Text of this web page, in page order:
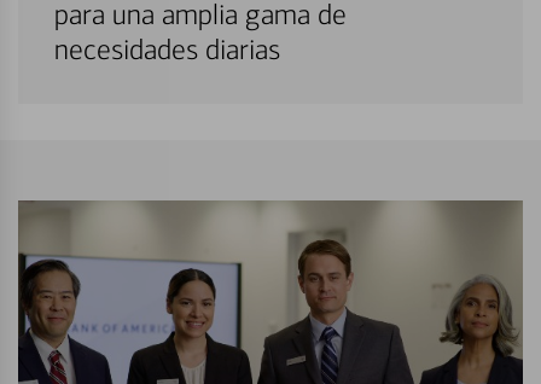
para una amplia gama de
necesidades diarias